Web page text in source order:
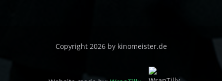
Copyright 2026 by kinomeister.de